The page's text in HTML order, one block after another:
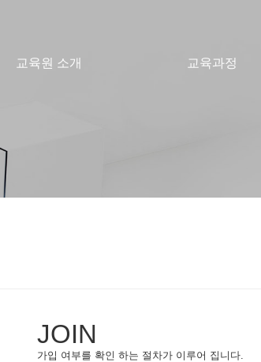
교육원 소개 교육과정
JOIN
가입 여부를 확인 하는 절차가 이루어 집니다.